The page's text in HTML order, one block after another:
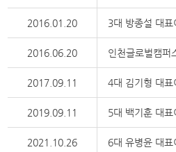
2016.01.20 3대 방종설 대표
2016.06.20 인천글로벌캠퍼
2017.09.11 4대 김기형 대표
2019.09.11 5대 백기훈 대표
2021.10.26 6대 유병윤 대표